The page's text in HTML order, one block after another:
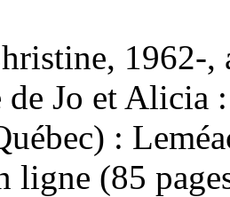
1962-,
de Jo et Alicia
:
ligne (85